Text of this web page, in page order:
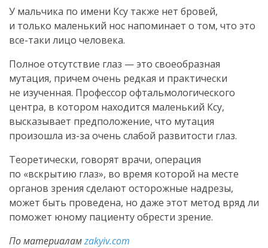
У мальчика по имени Ксу также нет бровей,
и только маленький нос напоминает о том, что это
все-таки лицо человека.
Полное отсутствие глаз — это своеобразная
мутация, причем очень редкая и практически
не изученная. Профессор офтальмологического
центра, в котором находится маленький Ксу,
высказывает предположение, что мутация
произошла из-за очень слабой развитости глаз.
Теоретически, говорят врачи, операция
по «вскрытию глаз», во время которой на месте
органов зрения сделают осторожные надрезы,
может быть проведена, но даже этот метод вряд ли
поможет юному пациенту обрести зрение.
По материаламzakyiv.com